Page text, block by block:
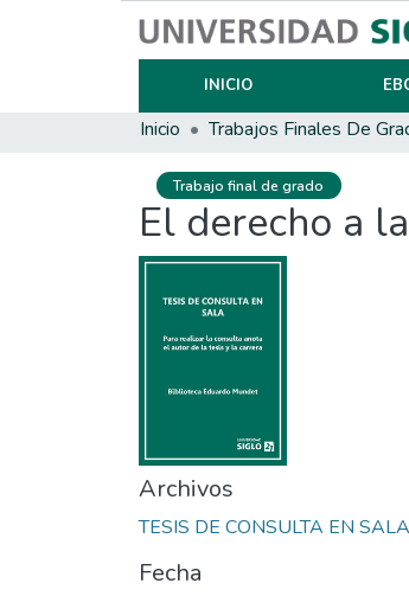
INICIO
Inicio
Trabajo final de grado
El derecho a
Archivos
TESIS DE CONSULTA EN
Fecha